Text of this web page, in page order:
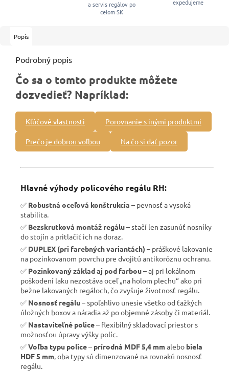
a servis regálov po
celom SK
expedujeme
Popis
Podrobný popis
Čo sa o tomto produkte môžete
dozvedieť? Napríklad:
Kľúčové vlastnosti Porovnanie s inými produktmi
Prečo je dobrou voľbou Na čo si dať pozor
Hlavné výhody policového regálu RH:
✅ Robustná oceľová konštrukcia – pevnosť a vysoká
stabilita.
✅ Bezskrutková montáž regálu– stačí len zasunúť nosníky
do stojín a pritlačiť ich na doraz.
✅ DUPLEX (pri farebných variantách) – práškové lakovanie
na pozinkovanom povrchu pre dvojitú antikoróznu ochranu.
✅ Pozinkovaný základ aj pod farbou– aj pri lokálnom
poškodení laku nezostáva oceľ „na holom plechu“ ako pri
bežne lakovaných regáloch, čo zvyšuje životnosť regálu.
✅ Nosnosť regálu– spoľahlivo unesie všetko od ťažkých
úložných boxov a náradia až po objemné zásoby či materiál.
✅ Nastaviteľné police– flexibilný skladovací priestor s
možnosťou úpravy výšky políc.
✅Voľba typu police– prírodná MDF 5,4 mmalebo biela
HDF 5 mm , oba typy sú dimenzované na rovnakú nosnosť
regálu.